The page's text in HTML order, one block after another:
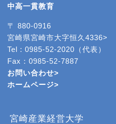
中高一貫教育
〒 880-0916
宮崎県宮崎市大字恒久4336>
Tel : 0985-52-2020（代表）
Fax：0985-52-7887
お問い合わせ>
ホームページ>
宮崎産業経営大学